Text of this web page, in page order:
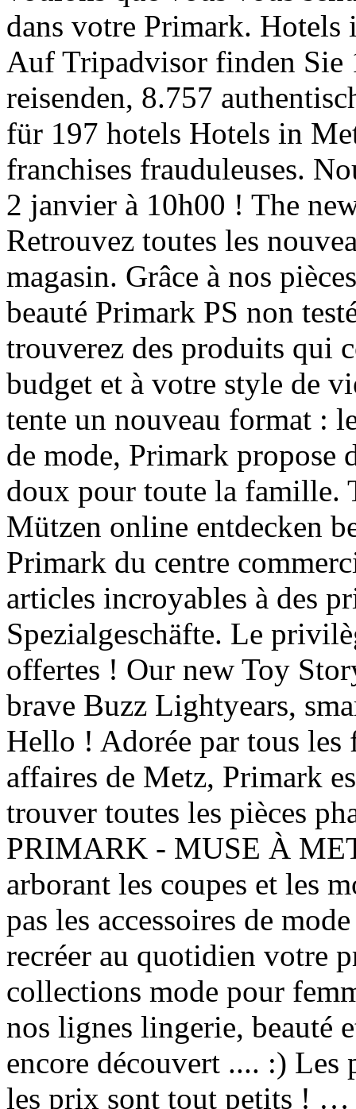
dans votre Primark.
Auf Tripadvisor finden Sie
reisenden, 8.757
für 197 hotels Hotels in
franchises frauduleuses.
2 janvier à 10h00 ! The
Retrouvez toutes les
magasin. Grâce à nos
beauté Primark PS non
trouverez des produits qui
budget et à votre style de
tente un nouveau format :
de mode, Primark propose
doux pour toute la famille.
Mützen online entdecken
Primark du centre
articles incroyables à des
Spezialgeschäfte. Le
offertes ! Our new Toy
brave Buzz Lightyears,
Hello ! Adorée par tous les
affaires de Metz, Primark
trouver toutes les pièces
PRIMARK - MUSE À
arborant les coupes et les
pas les accessoires de
recréer au quotidien votre
collections mode pour
nos lignes lingerie, beauté
encore découvert .... :) Les
les prix sont tout petits ! …